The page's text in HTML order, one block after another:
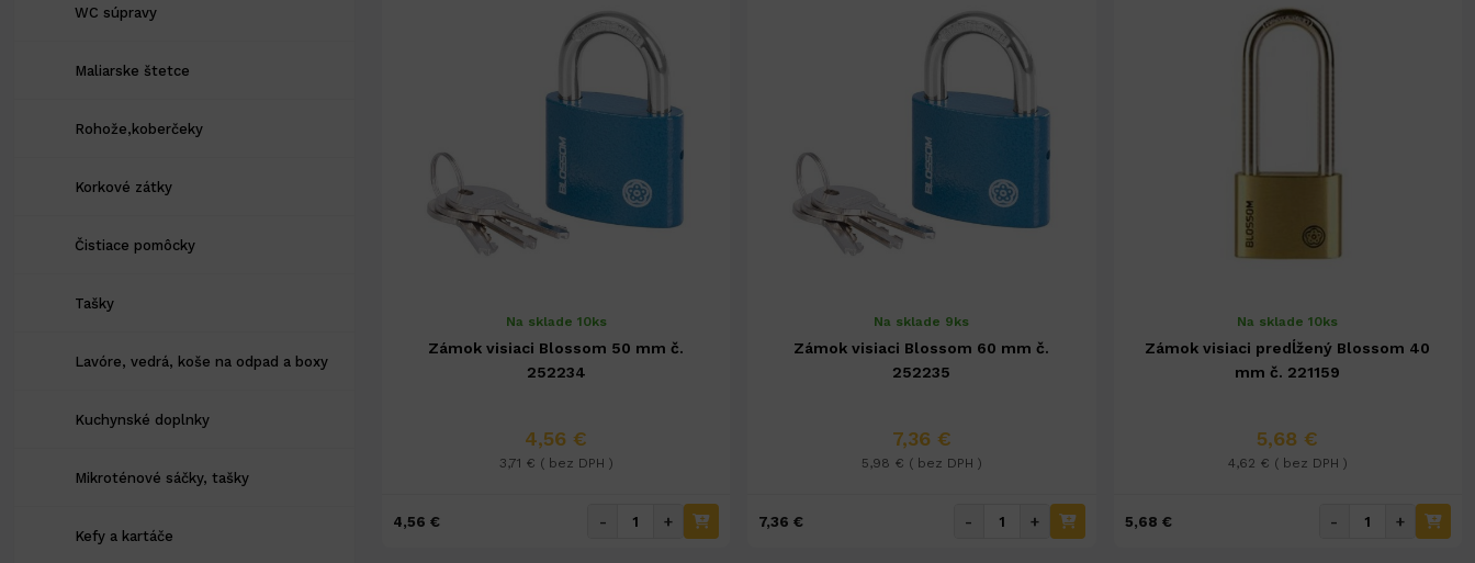
WC súpravy
Maliarske štetce
Rohože,koberčeky
Korkové zátky
Čistiace pomôcky
Tašky
Lavóre, vedrá, koše na odpad a boxy
Kuchynské doplnky
Mikroténové sáčky, tašky
Kefy a kartáče
Na sklade 10ks
Zámok visiaci Blossom 50 mm č.
252234
4,56 €
3,71 € ( bez DPH )
4,56 € - +
Na sklade 9ks
Zámok visiaci Blossom 60 mm č.
252235
7,36 €
5,98 € ( bez DPH )
7,36 € - +
Na sklade 10ks
Zámok visiaci predĺžený Blossom 40
mm č. 221159
5,68 €
4,62 € ( bez DPH )
5,68 € - +